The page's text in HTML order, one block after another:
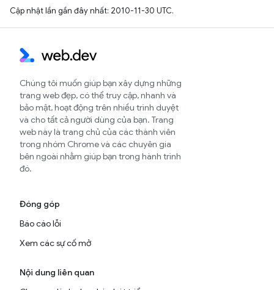
Cập nhật lần gần đây nhất: 2010-11-30 UTC.
Chúng tôi muốn giúp bạn xây dựng những
trang web đẹp, có thể truy cập, nhanh và
bảo mật, hoạt động trên nhiều trình duyệt
và cho tất cả người dùng của bạn. Trang
web này là trang chủ của các thành viên
trong nhóm Chrome và các chuyên gia
bên ngoài nhằm giúp bạn trong hành trình
đó.
Đóng góp
Báo cáo lỗi
Xem các sự cố mở
Nội dung liên quan